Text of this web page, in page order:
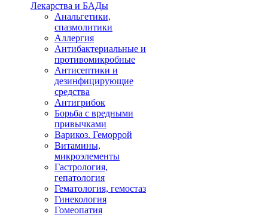
Лекарства и БАДы
Анальгетики,
спазмолитики
Аллергия
Антибактериальные и
противомикробные
Антисептики и
дезинфицирующие
средства
Антигрибок
Борьба с вредными
привычками
Варикоз. Геморрой
Витамины,
микроэлементы
Гастрология,
гепатология
Гематология, гемостаз
Гинекология
Гомеопатия